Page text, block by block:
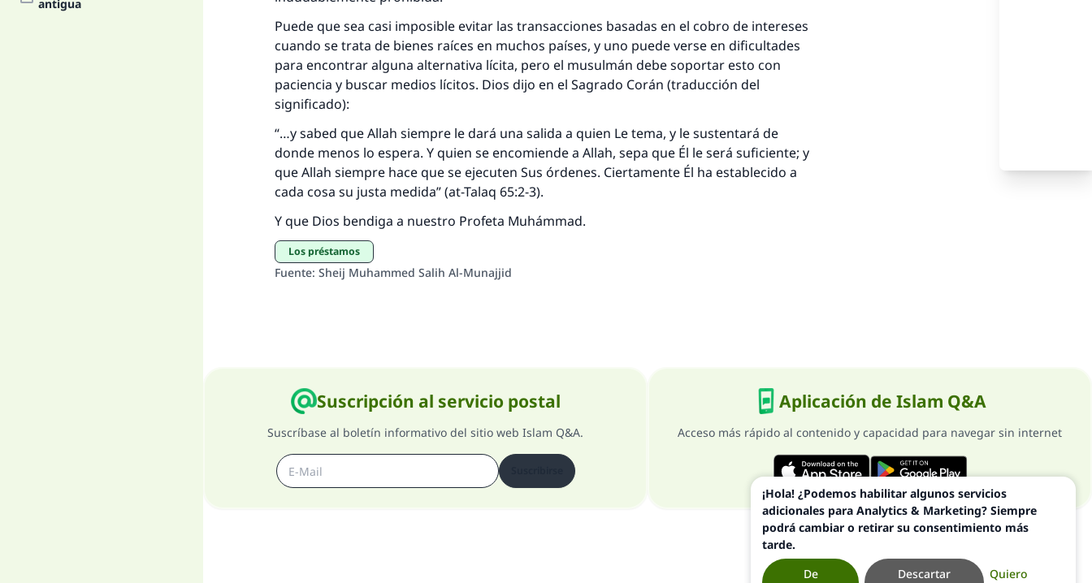
antigua
Puede que sea casi imposible evitar las transacciones basadas en el cobro de intereses
cuando se trata de bienes raíces en muchos países, y uno puede verse en dificultades
para encontrar alguna alternativa lícita, pero el musulmán debe soportar esto con
paciencia y buscar medios lícitos. Dios dijo en el Sagrado Corán (traducción del
significado):
“…y sabed que Allah siempre le dará una salida a quien Le tema, y le sustentará de
donde menos lo espera. Y quien se encomiende a Allah, sepa que Él le será suficiente; y
que Allah siempre hace que se ejecuten Sus órdenes. Ciertamente Él ha establecido a
cada cosa su justa medida” (at-Talaq 65:2-3).
Y que Dios bendiga a nuestro Profeta Muhámmad.
Los préstamos
Fuente: Sheij Muhammed Salih Al-Munajjid
Suscripción al servicio postal
Suscríbase al boletín informativo del sitio web Islam Q&A.
Aplicación de Islam Q&A
Acceso más rápido al contenido y capacidad para navegar sin internet
Profeta ﷺ dijo:
"Una persona que orienta a otros a hacer el bien obtendrá la
misma recompensa que aquellos que lo realicen."
(MUSLIM, 1893)
Contribuir
¡Hola! ¿Podemos habilitar algunos servicios
adicionales para Analytics & Marketing? Siempre
podrá cambiar o retirar su consentimiento más
tarde.
Quiero
Descartar
De